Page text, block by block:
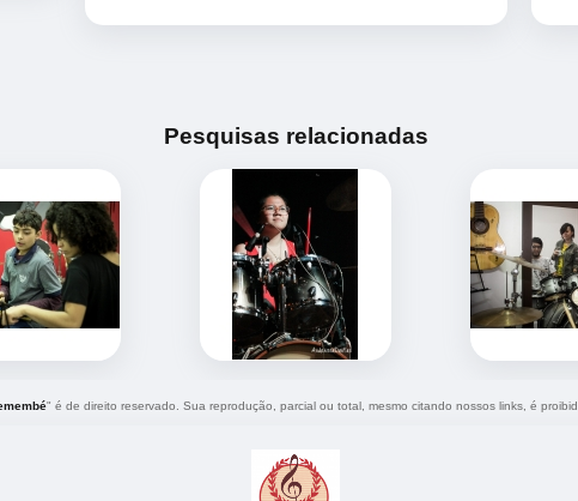
Pesquisas relacionadas
" é de direito reservado. Sua reprodução, parcial ou total, mesmo citando nossos links, é